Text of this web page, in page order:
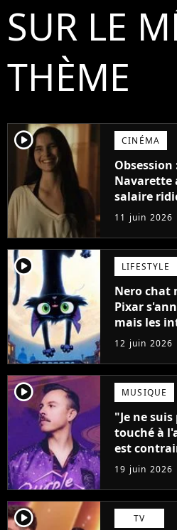
SUR LE
THÈME
player2 CINÉMA
Navarette
salaire
c'est
11 juin 2026
player2 LIFESTYLE
Nero chat
Pixar
mais les
quelque
premières
12 juin 2026
player2 MUSIQUE
"Je ne
touché à
est
partie de
19 juin 2026
player2 TV